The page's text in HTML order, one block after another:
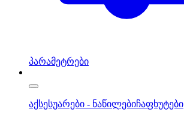
პარამეტრები
აქსესუარები - ნაწილებიჩაფხუტები